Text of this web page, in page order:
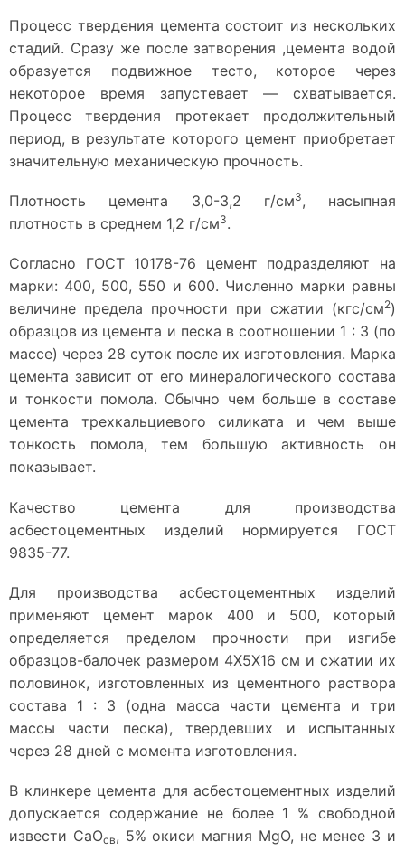
Процесс твердения цемента состоит из нескольких
стадий. Сразу же после затворения ,цемента водой
образуется подвижное тесто, которое через
некоторое время запустевает — схватывается.
Процесс твердения протекает продолжительный
период, в результате которого цемент приобретает
значительную механическую прочность.
Плотность цемента 3,0-3,2 г/смЗ, насыпная
плотность в среднем 1,2 г/см3.
Согласно ГОСТ 10178-76 цемент подразделяют на
марки: 400, 500, 550 и 600. Численно марки равны
величине предела прочности при сжатии (кгс/см2)
образцов из цемента и песка в соотношении 1 : 3 (по
массе) через 28 суток после их изготовления. Марка
цемента зависит от его минералогического состава
и тонкости помола. Обычно чем больше в составе
цемента трехкальциевого силиката и чем выше
тонкость помола, тем большую активность он
показывает.
Качество цемента для производства
асбестоцементных изделий нормируется ГОСТ
9835-77.
Для производства асбестоцементных изделий
применяют цемент марок 400 и 500, который
определяется пределом прочности при изгибе
образцов-балочек размером 4Х5Х16 см и сжатии их
половинок, изготовленных из цементного раствора
состава 1 : 3 (одна масса части цемента и три
массы части песка), твердевших и испытанных
через 28 дней с момента изготовления.
В клинкере цемента для асбестоцементных изделий
допускается содержание не более 1 % свободной
извести СаОсв, 5% окиси магния MgO, не менее 3 и